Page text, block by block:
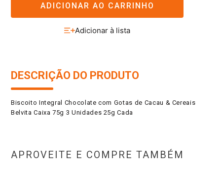
ADICIONAR AO CARRINHO
DESCRIÇÃO DO PRODUTO
Biscoito Integral Chocolate com Gotas de Cacau & Cereais
Belvita Caixa 75g 3 Unidades 25g Cada
APROVEITE E COMPRE TAMBÉM